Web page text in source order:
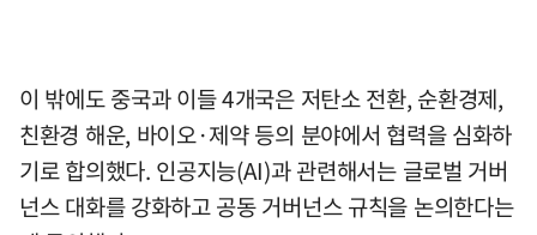
이 밖에도 중국과 이들 4개국은 저탄소 전환, 순환경제,
친환경 해운, 바이오·제약 등의 분야에서 협력을 심화하
기로 합의했다. 인공지능(AI)과 관련해서는 글로벌 거버
넌스 대화를 강화하고 공동 거버넌스 규칙을 논의한다는